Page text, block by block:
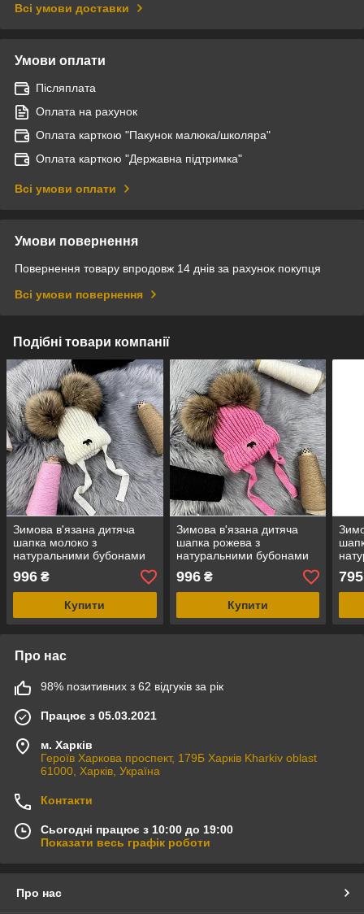
Всі умови доставки
Умови оплати
Післяплата
Оплата на рахунок
Оплата карткою "Пакунок малюка/школяра"
Оплата карткою "Державна підтримка"
Всі умови оплати
Умови повернення
Повернення товару впродовж 14 днів за рахунок покупця
Всі умови повернення
Подібні товари компанії
Зимова в'язана дитяча
шапка молоко з
натуральними бубонами
"Kid" Bewarm
996 ₴
Купити
Зимова в'язана дитяча
шапка рожева з
натуральними бубонами
"Kid" Bewarm
996₴
Купити
795
Про нас
98% позитивних з 62 відгуків за рік
Працює з 05.03.2021
м. Харків
Героїв Харкова проспект, 179Б Харків Kharkiv oblast
61000, Харків, Україна
Контакти
Сьогодні працює з 10:00 до 19:00
Показати весь графік роботи
Про нас